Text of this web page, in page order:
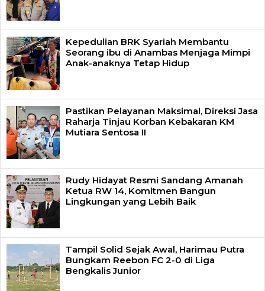
Kepedulian BRK Syariah Membantu
Seorang ibu di Anambas Menjaga Mimpi
Anak-anaknya Tetap Hidup
Pastikan Pelayanan Maksimal, Direksi Jasa
Raharja Tinjau Korban Kebakaran KM
Mutiara Sentosa II
Rudy Hidayat Resmi Sandang Amanah
Ketua RW 14, Komitmen Bangun
Lingkungan yang Lebih Baik
Tampil Solid Sejak Awal, Harimau Putra
Bungkam Reebon FC 2-0 di Liga
Bengkalis Junior